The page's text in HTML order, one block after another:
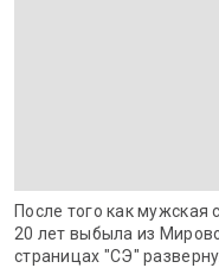
После того как мужская
20 лет выбыла из
страницах "СЭ"